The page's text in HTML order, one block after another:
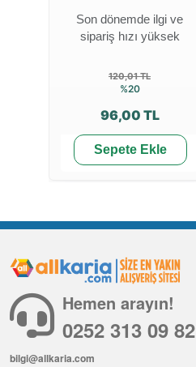
Son dönemde ilgi ve
sipariş hızı yüksek
120,01 TL
%20
96,00 TL
Sepete Ekle
Hemen arayın!
0252 313 09 82
bilgi@allkaria.com